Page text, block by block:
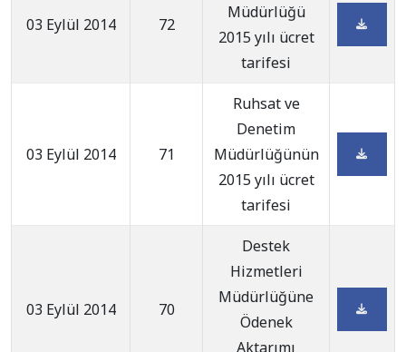
03 Eylül 2014 72
Müdürlüğü
2015 yılı ücret
tarifesi
03 Eylül 2014 71
Ruhsat ve
Denetim
Müdürlüğünün
2015 yılı ücret
tarifesi
03 Eylül 2014 70
Destek
Hizmetleri
Müdürlüğüne
Ödenek
Aktarımı